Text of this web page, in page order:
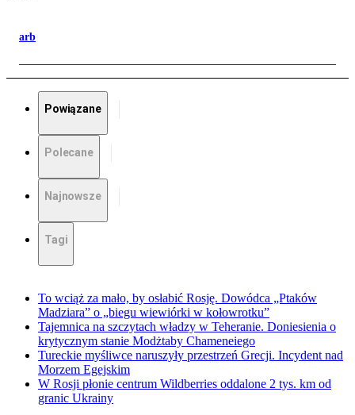
arb
Powiązane
Polecane
Najnowsze
Tagi
To wciąż za mało, by osłabić Rosję. Dowódca „Ptaków
Madziara” o „biegu wiewiórki w kołowrotku”
Tajemnica na szczytach władzy w Teheranie. Doniesienia o
krytycznym stanie Modżtaby Chameneiego
Tureckie myśliwce naruszyły przestrzeń Grecji. Incydent nad
Morzem Egejskim
W Rosji płonie centrum Wildberries oddalone 2 tys. km od
granic Ukrainy